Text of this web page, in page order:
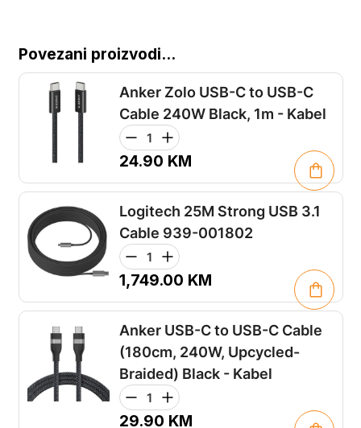
Povezani proizvodi...
Anker Zolo USB-C to USB-C
Cable 240W Black, 1m - Kabel
24.90 KM
Logitech 25M Strong USB 3.1
Cable 939-001802
1,749.00 KM
Anker USB-C to USB-C Cable
(180cm, 240W, Upcycled-
Braided) Black - Kabel
29.90 KM